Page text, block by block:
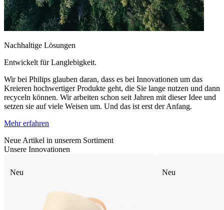
Nachhaltige Lösungen
Entwickelt für Langlebigkeit.
Wir bei Philips glauben daran, dass es bei Innovationen um das
Kreieren hochwertiger Produkte geht, die Sie lange nutzen und dann
recyceln können. Wir arbeiten schon seit Jahren mit dieser Idee und
setzen sie auf viele Weisen um. Und das ist erst der Anfang.
Mehr erfahren
Neue Artikel in unserem Sortiment
Unsere Innovationen
Neu Neu